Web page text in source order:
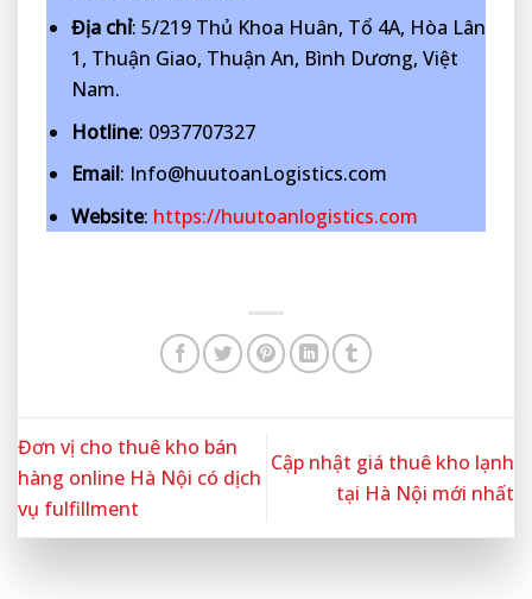
Địa chỉ: 5/219 Thủ Khoa Huân, Tổ 4A, Hòa Lân
1, Thuận Giao, Thuận An, Bình Dương, Việt
Nam.
Hotline: 0937707327
Email: Info@huutoanLogistics.com
Website: https://huutoanlogistics.com
Đơn vị cho thuê kho bán
hàng online Hà Nội có dịch
vụ fulfillment
Cập nhật giá thuê kho lạnh
tại Hà Nội mới nhất